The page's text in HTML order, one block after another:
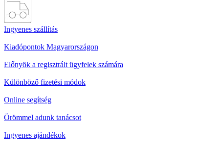
+
Ingyenes szállítás
Kiadópontok Magyarországon
Előnyök a regisztrált ügyfelek számára
Különböző fizetési módok
Online segítség
Örömmel adunk tanácsot
Ingyenes ajándékok